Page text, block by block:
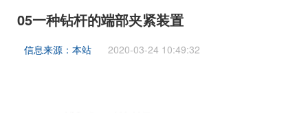
05一种钻杆的端部夹紧装置
信息来源：本站 2020-03-24 10:49:32